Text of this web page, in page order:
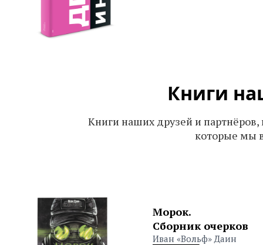
Книги
Книги наших друзей и
которые мы
Морок.
Сборник очерков
Иван «Вольф» Даин